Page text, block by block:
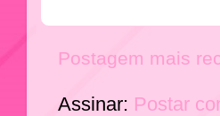
Postagem mais
Assinar: Postar